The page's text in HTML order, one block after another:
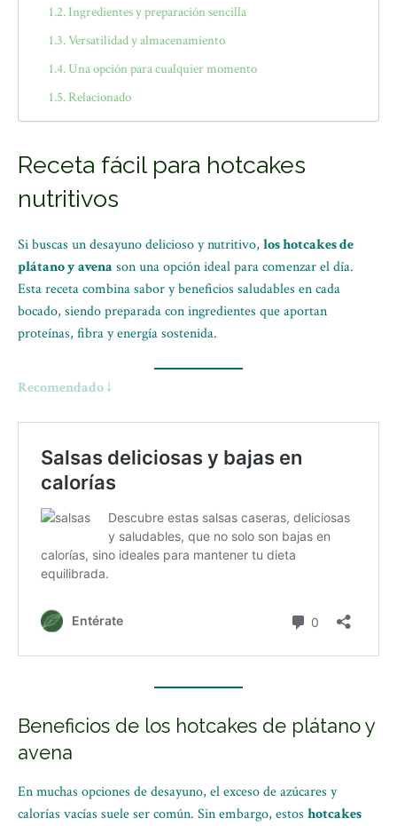
Ingredientes y preparación sencilla
Versatilidad y almacenamiento
Una opción para cualquier momento
Relacionado
Receta fácil para hotcakes
nutritivos
Si buscas un desayuno delicioso y nutritivo, los hotcakes de
plátano y avena son una opción ideal para comenzar el día.
Esta receta combina sabor y beneficios saludables en cada
bocado, siendo preparada con ingredientes que aportan
proteínas, fibra y energía sostenida.
Recomendado ↓
Beneficios de los hotcakes de plátano y
avena
En muchas opciones de desayuno, el exceso de azúcares y
calorías vacías suele ser común. Sin embargo, estos hotcakes